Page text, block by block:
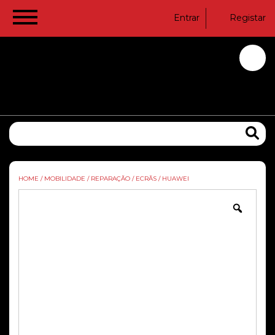
Entrar Registar
HOME / MOBILIDADE / REPARAÇÃO / ECRÃS / HUAWEI